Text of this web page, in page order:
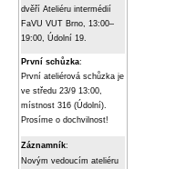
dvěří Ateliéru intermédií
FaVU VUT Brno, 13:00–
19:00, Údolní 19.
První schůzka:
První ateliérová schůzka je
ve středu 23/9 13:00,
místnost 316 (Údolní).
Prosíme o dochvilnost!
Záznamník:
Novým vedoucím ateliéru